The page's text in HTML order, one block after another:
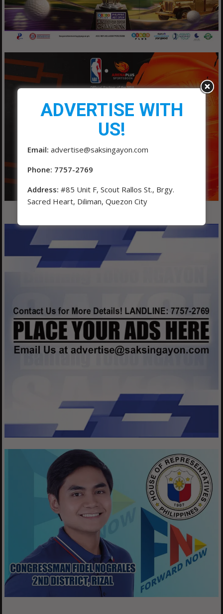
ADVERTISE WITH
US!
Email: advertise@saksingayon.com
Phone: 7757-2769
Address: #85 Unit F, Scout Rallos St., Brgy.
Sacred Heart, Diliman, Quezon City